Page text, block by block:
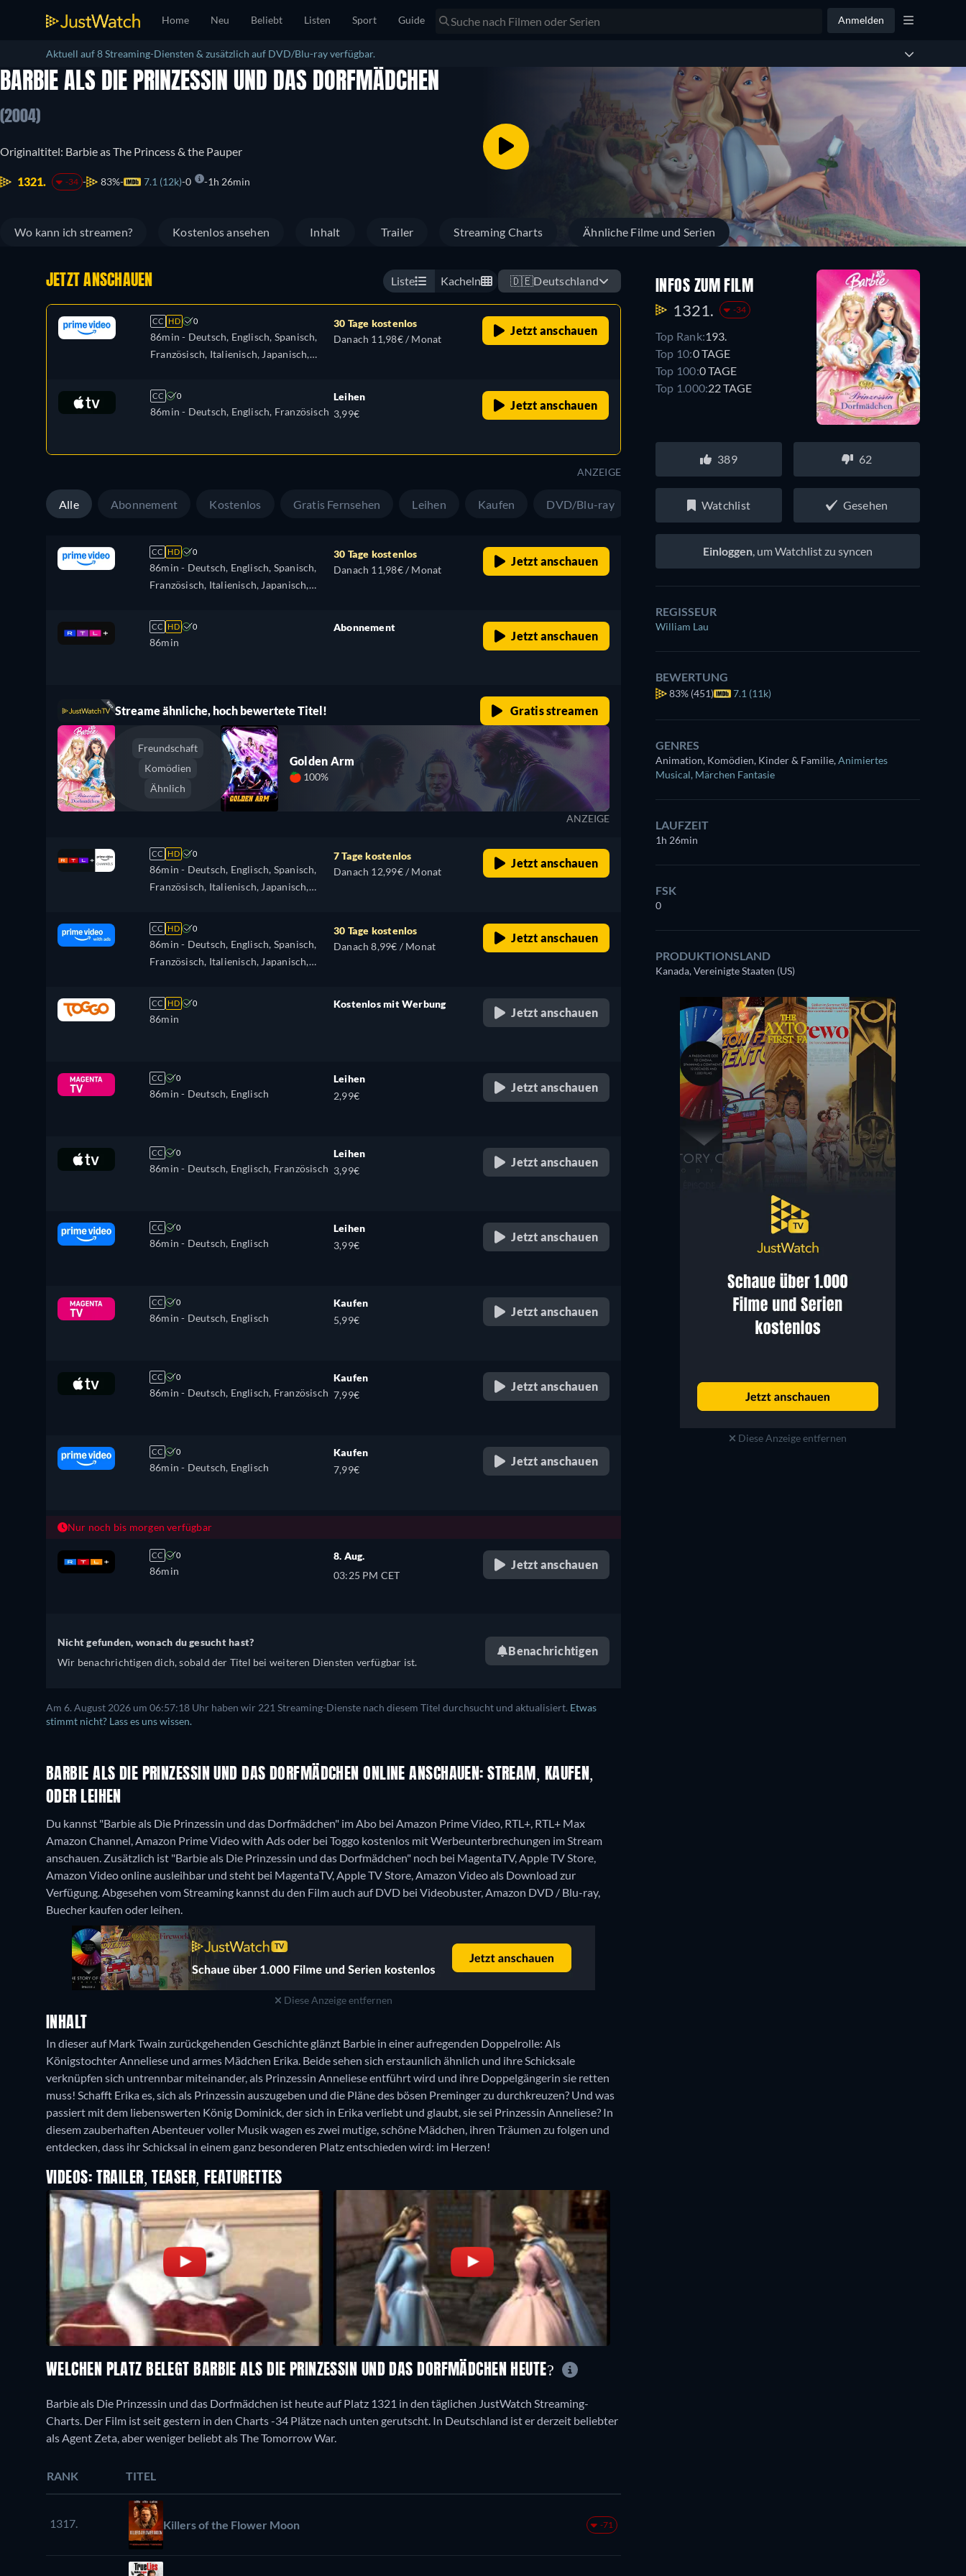
Home Neu Beliebt Listen Sport Guide Anmelden
Aktuell auf 8 Streaming-Diensten & zusätzlich auf DVD/Blu-ray verfügbar.
BARBIE ALS DIE PRINZESSIN UND DAS DORFMÄDCHEN
(2004)
Originaltitel: Barbie as The Princess & the Pauper
1321. -34 83% 7.1 (12k) 0 1h 26min
Wo kann ich streamen? Kostenlos ansehen Inhalt Trailer Streaming Charts Ähnliche Filme und Serien
JETZT ANSCHAUEN Liste Kacheln 🇩🇪Deutschland
CC HD 0
86min - Deutsch, Englisch, Spanisch,
Französisch, Italienisch, Japanisch,
30 Tage kostenlos
Danach 11,98€ / Monat
Jetzt anschauen
CC 0
86min - Deutsch, Englisch, Französisch
Leihen
3,99€
Jetzt anschauen
ANZEIGE
Alle Abonnement Kostenlos Gratis Fernsehen Leihen Kaufen DVD/Blu-ray
CC HD 0
86min - Deutsch, Englisch, Spanisch,
Französisch, Italienisch, Japanisch,
30 Tage kostenlos
Danach 11,98€ / Monat
Jetzt anschauen
CC HD 0
86min
Abonnement
Jetzt anschauen
Streame ähnliche, hoch bewertete Titel! Gratis streamen
Freundschaft
Komödien
Ähnlich
Golden Arm
100%
ANZEIGE
CC HD 0
86min - Deutsch, Englisch, Spanisch,
Französisch, Italienisch, Japanisch,
7 Tage kostenlos
Danach 12,99€ / Monat
Jetzt anschauen
CC HD 0
86min - Deutsch, Englisch, Spanisch,
Französisch, Italienisch, Japanisch,
30 Tage kostenlos
Danach 8,99€ / Monat
Jetzt anschauen
CC HD 0
86min
Kostenlos mit Werbung
Jetzt anschauen
CC 0
86min - Deutsch, Englisch
Leihen
2,99€
Jetzt anschauen
CC 0
86min - Deutsch, Englisch, Französisch
Leihen
3,99€
Jetzt anschauen
CC 0
86min - Deutsch, Englisch
Leihen
3,99€
Jetzt anschauen
CC 0
86min - Deutsch, Englisch
Kaufen
5,99€
Jetzt anschauen
CC 0
86min - Deutsch, Englisch, Französisch
Kaufen
7,99€
Jetzt anschauen
CC 0
86min - Deutsch, Englisch
Kaufen
7,99€
Jetzt anschauen
Nur noch bis morgen verfügbar
CC 0
86min
8. Aug.
03:25 PM CET
Jetzt anschauen
Nicht gefunden, wonach du gesucht hast?
Wir benachrichtigen dich, sobald der Titel bei weiteren Diensten verfügbar ist.
Benachrichtigen
Am 6. August 2026 um 06:57:18 Uhr haben wir 221 Streaming-Dienste nach diesem Titel durchsucht und aktualisiert. Etwas
stimmt nicht? Lass es uns wissen.
BARBIE ALS DIE PRINZESSIN UND DAS DORFMÄDCHEN ONLINE ANSCHAUEN: STREAM, KAUFEN,
ODER LEIHEN
Du kannst "Barbie als Die Prinzessin und das Dorfmädchen" im Abo bei Amazon Prime Video, RTL+, RTL+ Max
Amazon Channel, Amazon Prime Video with Ads oder bei Toggo kostenlos mit Werbeunterbrechungen im Stream
anschauen. Zusätzlich ist "Barbie als Die Prinzessin und das Dorfmädchen" noch bei MagentaTV, Apple TV Store,
Amazon Video online ausleihbar und steht bei MagentaTV, Apple TV Store, Amazon Video als Download zur
Verfügung.Abgesehen vom Streaming kannst du den Film auch auf DVD bei Videobuster, Amazon DVD / Blu-ray,
Buecher kaufen oder leihen.
Diese Anzeige entfernen
INHALT
In dieser auf Mark Twain zurückgehenden Geschichte glänzt Barbie in einer aufregenden Doppelrolle: Als
Königstochter Anneliese und armes Mädchen Erika. Beide sehen sich erstaunlich ähnlich und ihre Schicksale
verknüpfen sich untrennbar miteinander, als Prinzessin Anneliese entführt wird und ihre Doppelgängerin sie retten
muss! Schafft Erika es, sich als Prinzessin auszugeben und die Pläne des bösen Preminger zu durchkreuzen? Und was
passiert mit dem liebenswerten König Dominick, der sich in Erika verliebt und glaubt, sie sei Prinzessin Anneliese? In
diesem zauberhaften Abenteuer voller Musik wagen es zwei mutige, schöne Mädchen, ihren Träumen zu folgen und
entdecken, dass ihr Schicksal in einem ganz besonderen Platz entschieden wird: im Herzen!
VIDEOS: TRAILER, TEASER, FEATURETTES
INFOS ZUM FILM
1321. -34
Top Rank:193.
Top 10:0 TAGE
Top 100:0 TAGE
Top 1.000:22 TAGE
389 62
Watchlist Gesehen
Einloggen, um Watchlist zu syncen
REGISSEUR
William Lau
BEWERTUNG
83% (451) 7.1 (11k)
GENRES
Animation, Komödien, Kinder & Familie,Animiertes
Musical, Märchen Fantasie
LAUFZEIT
1h 26min
FSK
0
PRODUKTIONSLAND
Kanada, Vereinigte Staaten (US)
Diese Anzeige entfernen
WELCHEN PLATZ BELEGT BARBIE ALS DIE PRINZESSIN UND DAS DORFMÄDCHEN HEUTE?
Barbie als Die Prinzessin und das Dorfmädchen ist heute auf Platz 1321 in den täglichen JustWatch Streaming-
Charts. Der Film ist seit gestern in den Charts -34 Plätze nach unten gerutscht. In Deutschland ist er derzeit beliebter
als Agent Zeta, aber weniger beliebt als The Tomorrow War.
RANK TITEL
1317. Killers of the Flower Moon -71